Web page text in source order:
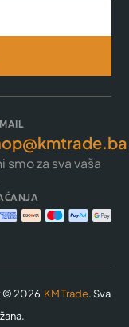
smo za sva vaša
© 2026 KM Trade. Sva